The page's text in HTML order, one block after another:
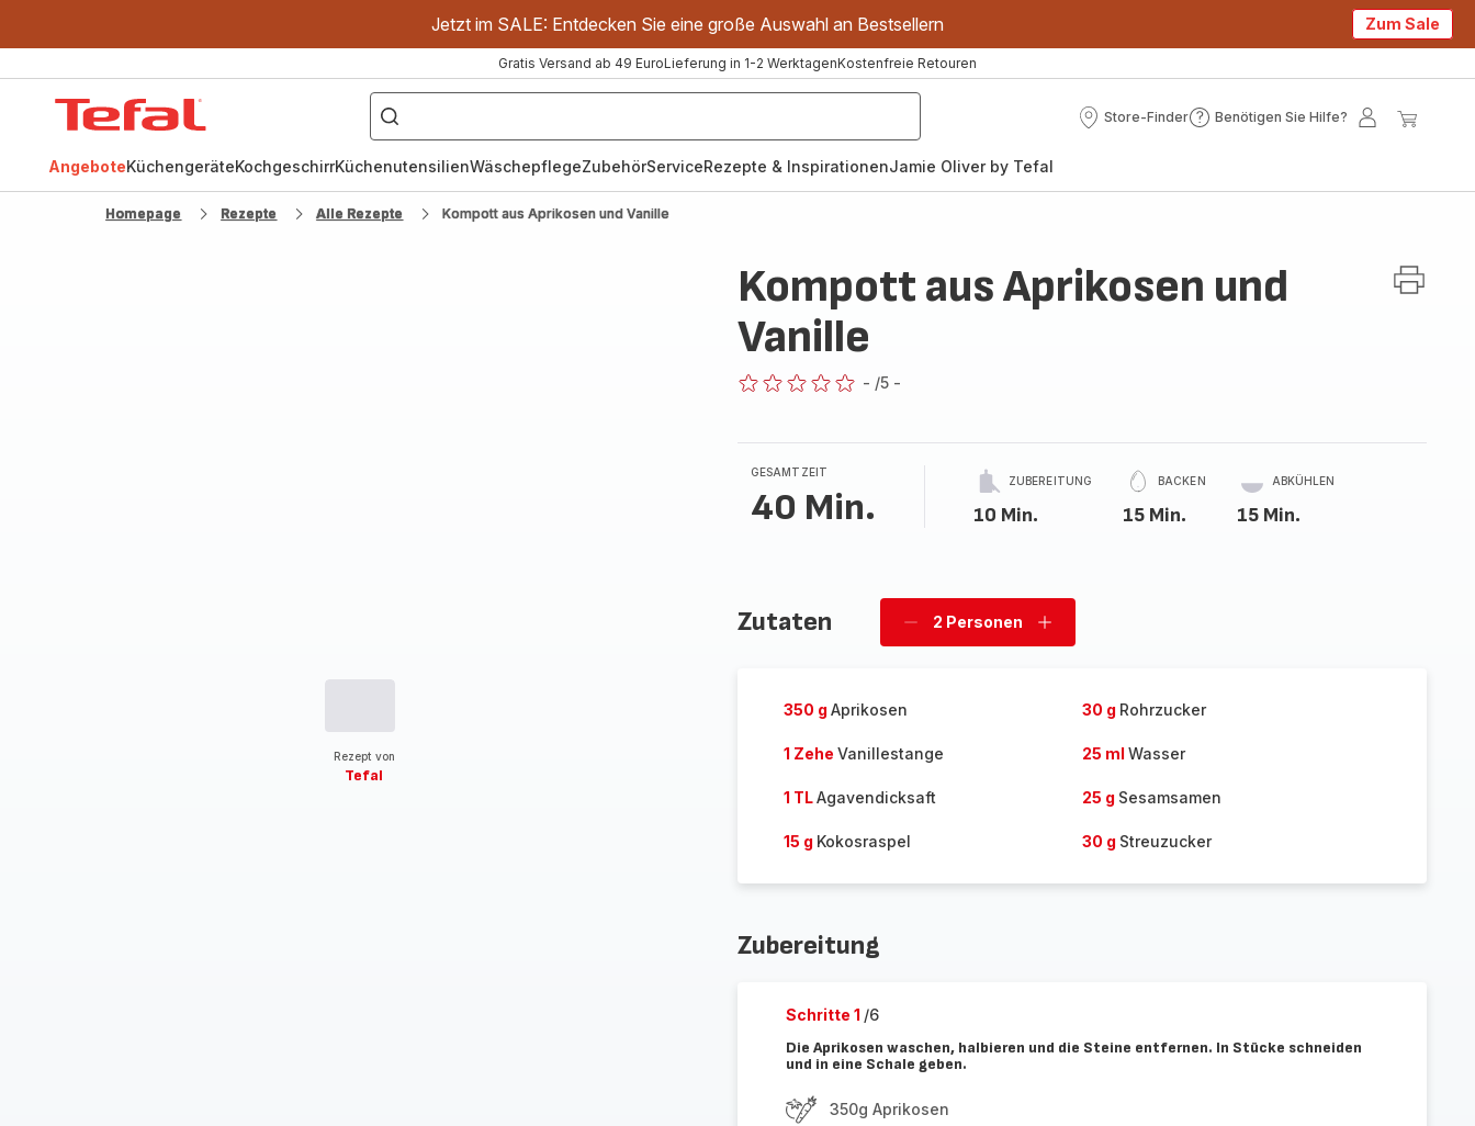
Jetzt im SALE: Entdecken Sie eine große Auswahl an Bestsellern Zum Sale
Gratis Versand ab 49 EuroLieferung in 1-2 WerktagenKostenfreie Retouren
["OptiGrill","Easy
Fry","Pfanne"]
Store-Finder
Store-
Benötigen Sie Hilfe?
Benötigen
Mein
AngeboteKüchengeräteKochgeschirrKüchenutensilienWäschepflegeZubehörServiceRezepte & InspirationenJamie Oliver by Tefal
Homepage Rezepte Alle Rezepte Kompott aus Aprikosen und Vanille
Rezept von
Tefal
Kompott aus Aprikosen und
Vanille
- /5 -
GESAMTZEIT
40 Min.
ZUBEREITUNG
10 Min.
BACKEN
15 Min.
ABKÜHLEN
15 Min.
Zutaten
Personen
2 Personen
Personen
350 g Aprikosen 30 g Rohrzucker
1 Zehe Vanillestange 25 ml Wasser
1 TLAgavendicksaft 25 g Sesamsamen
15 g Kokosraspel 30 g Streuzucker
Zubereitung
Schritte 1 /6
Die Aprikosen waschen, halbieren und die Steine entfernen. In Stücke schneiden
und in eine Schale geben.
350g Aprikosen